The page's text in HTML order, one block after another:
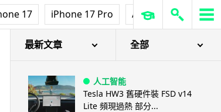
17 iPhone 17 Pro AirPods Pro 3
最新文章 全部
人工智能
Tesla HW3 舊硬件裝 FSD v14
Lite 頻現過熱 部分...